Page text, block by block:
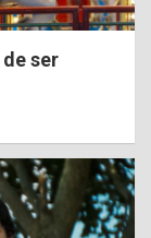
ser